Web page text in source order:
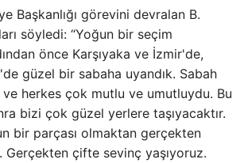
Başkanlığı görevini devralan B.
söyledi: “Yoğun bir seçim
önce Karşıyaka ve İzmir'de,
güzel bir sabaha uyandık. Sabah
herkes çok mutlu ve umutluydu. Bu
bizi çok güzel yerlere taşıyacaktır.
bir parçası olmaktan gerçekten
çifte sevinç yaşıyoruz.